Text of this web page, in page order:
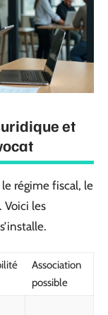
et
régime fiscal, le
Voici les
Association
possible